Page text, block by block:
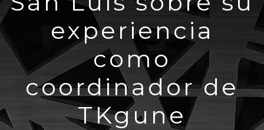
experiencia
como
coordinador de
TKgune